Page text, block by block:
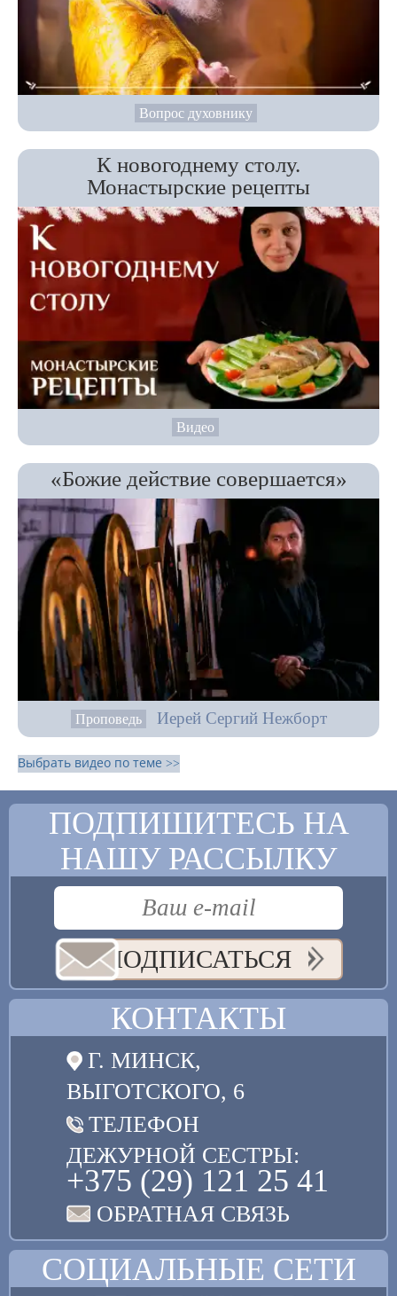
Вопрос духовнику
К новогоднему столу.
Монастырские рецепты
Видео
«Божие действие совершается»
Проповедь Иерей Сергий Нежборт
Выбрать видео по теме >>
ПОДПИШИТЕСЬ НА
НАШУ РАССЫЛКУ
ПОДПИСАТЬСЯ
КОНТАКТЫ
Г. МИНСК,
ВЫГОТСКОГО, 6
ТЕЛЕФОН
ДЕЖУРНОЙ СЕСТРЫ:
+375 (29) 121 25 41
ОБРАТНАЯ СВЯЗЬ
СОЦИАЛЬНЫЕ СЕТИ